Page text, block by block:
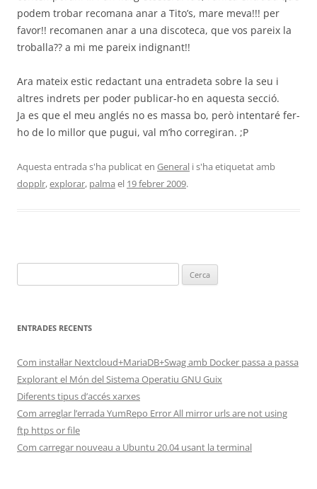
podem trobar recomana anar a Tito’s, mare meva!!! per
favor!! recomanen anar a una discoteca, que vos pareix la
troballa?? a mi me pareix indignant!!
Ara mateix estic redactant una entradeta sobre la seu i
altres indrets per poder publicar-ho en aquesta secció.
Ja es que el meu anglés no es massa bo, però intentaré fer-
ho de lo millor que pugui, val m’ho corregiran. ;P
Aquesta entrada s'ha publicat en General i s'ha etiquetat amb
dopplr,explorar, palma el 19 febrer 2009.
ENTRADES RECENTS
Com instal·lar Nextcloud+MariaDB+Swag amb Docker passa a passa
Explorant el Món del Sistema Operatiu GNU Guix
Diferents tipus d’accés xarxes
Com arreglar l’errada YumRepo Error All mirror urls are not using
ftp https or file
Com carregar nouveau a Ubuntu 20.04 usant la terminal